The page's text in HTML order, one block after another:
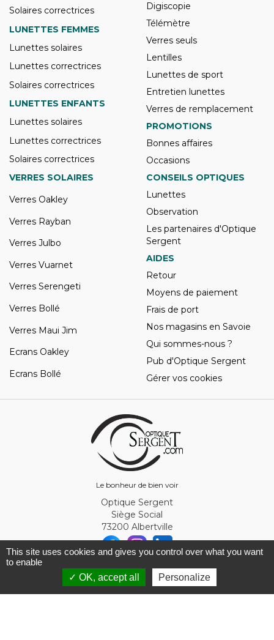
Le bonheur de bien voir
Solaires correctrices
LUNETTES FEMMES
Lunettes solaires
Lunettes correctrices
Solaires correctrices
LUNETTES ENFANTS
Lunettes solaires
Lunettes correctrices
Solaires correctrices
Digiscopie
Télémètre
Verres seuls
Lentilles
Lunettes de sport
Entretien lunettes
Verres de remplacement
PROMOTIONS
Bonnes affaires
Occasions
VERRES SOLAIRES
Verres Oakley
Verres Rayban
Verres Julbo
Verres Vuarnet
Verres Serengeti
Verres Bollé
Verres Maui Jim
Ecrans Oakley
Ecrans Bollé
CONSEILS OPTIQUES
Lunettes
Observation
Les partenaires d'Optique
Sergent
AIDES
Retour
Moyens de paiement
Frais de port
Nos magasins en Savoie
Qui sommes-nous ?
Pub d'Optique Sergent
Gérer vos cookies
Optique Sergent
Siège Social
73200 Albertville
© Optique Sergent 2026 - SIRET 32993919300010
This site uses cookies and gives you control over what you want
to enable
✓ OK, accept all
Personalize